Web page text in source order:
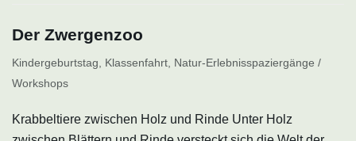
Der Zwergenzoo
Kindergeburtstag, Klassenfahrt, Natur-Erlebnisspaziergänge /
Workshops
Krabbeltiere zwischen Holz und Rinde Unter Holz